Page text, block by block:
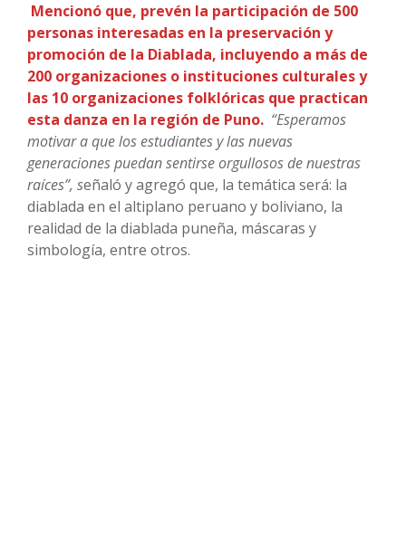
Mencionó que, prevén la participación de 500
personas interesadas en la preservación y
promoción de la Diablada, incluyendo a más de
200 organizaciones o instituciones culturales y
las 10 organizaciones folklóricas que practican
esta danza en la región de Puno. “Esperamos
motivar a que los estudiantes y las nuevas
generaciones puedan sentirse orgullosos de nuestras
raíces”, señaló y agregó que, la temática será: la
diablada en el altiplano peruano y boliviano, la
realidad de la diablada puneña, máscaras y
simbología, entre otros.